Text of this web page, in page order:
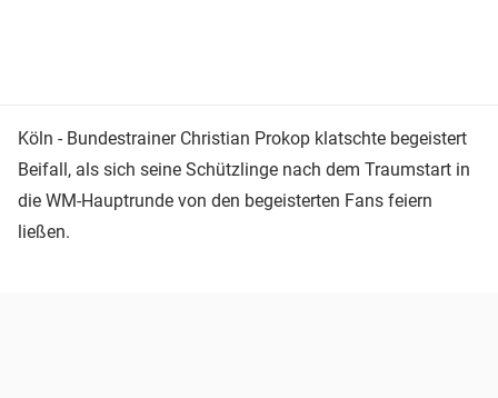
Köln - Bundestrainer Christian Prokop klatschte begeistert
Beifall, als sich seine Schützlinge nach dem Traumstart in
die WM-Hauptrunde von den begeisterten Fans feiern
ließen.